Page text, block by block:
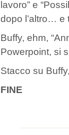
lavoro” e
dopo l’altro… e
Buffy, ehm,
Powerpoint, si
Stacco su
FINE